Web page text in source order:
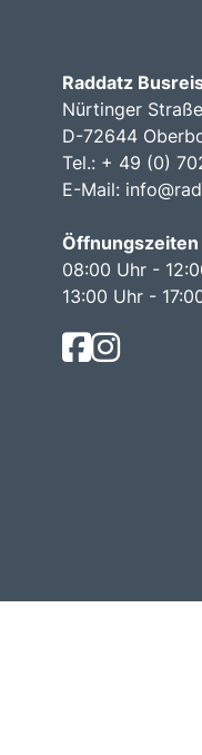
Raddatz
Nürtinger
D-72644
Tel.: + 49 (0)
E-Mail:
08:00 Uhr -
13:00 Uhr -